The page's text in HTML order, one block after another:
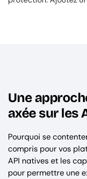
Une
axée sur les
Pourquoi se
compris pour vos
API natives et les
pour permettre une